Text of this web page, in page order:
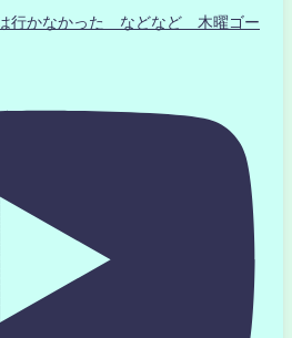
行かなかった などなど 木曜ゴー